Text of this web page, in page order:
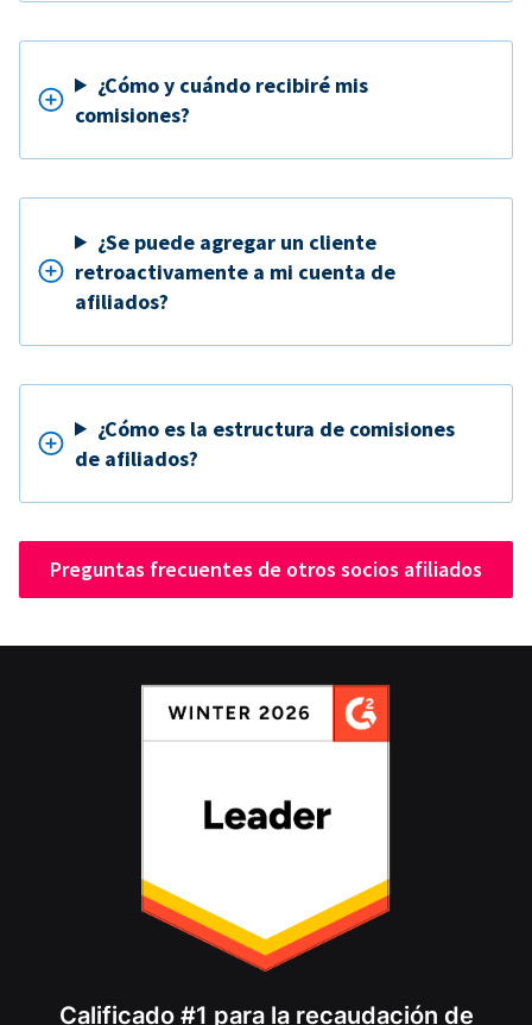
¿Cómo y cuándo recibiré mis
comisiones?
¿Se puede agregar un cliente
retroactivamente a mi cuenta de
afiliados?
¿Cómo es la estructura de comisiones
de afiliados?
Preguntas frecuentes de otros socios afiliados
Calificado #1 para la recaudación de